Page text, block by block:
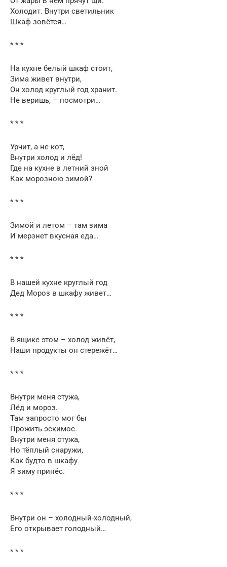
Холодит. Внутри светильник
Шкаф зовётся…
* * *
На кухне белый шкаф стоит,
Зима живет внутри,
Он холод круглый год хранит.
Не веришь, – посмотри…
* * *
Урчит, а не кот,
Внутри холод и лёд!
Где на кухне в летний зной
Как морозною зимой?
* * *
Зимой и летом – там зима
И мерзнет вкусная еда…
* * *
В нашей кухне круглый год
Дед Мороз в шкафу живет…
* * *
В ящике этом – холод живёт,
Наши продукты он стережёт…
* * *
Внутри меня стужа,
Лёд и мороз.
Там запросто мог бы
Прожить эскимос.
Внутри меня стужа,
Но тёплый снаружи,
Как будто в шкафу
Я зиму принёс.
* * *
Внутри он – холодный-холодный,
Его открывает голодный…
* * *